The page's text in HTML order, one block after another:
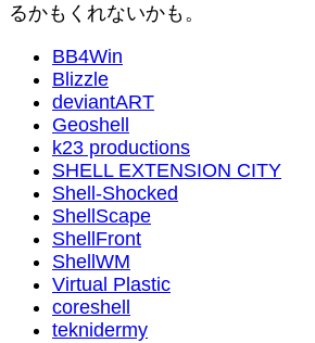
るかもくれないかも。
BB4Win
Blizzle
deviantART
Geoshell
k23 productions
SHELL EXTENSION CITY
Shell-Shocked
ShellScape
ShellFront
ShellWM
Virtual Plastic
coreshell
teknidermy